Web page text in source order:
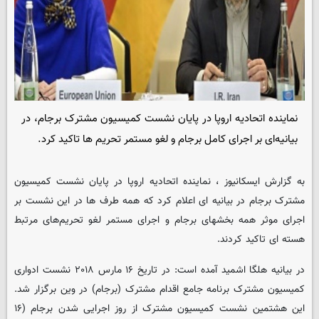
نماینده اتحادیه اروپا در پایان نشست کمیسیون مشترک برجام، در
بیانیه‌ای بر اجرای کامل برجام و لغو مستمر تحریم ها تاکید کرد.
به گزارش ایسکانیوز ، نماینده اتحادیه اروپا در پایان نشست کمیسیون
مشترک برجام در بیانیه ای اعلام کرد که همه طرف ها در این نشست بر
اجرای موثر همه بخشهای برجام و اجرای مستمر لغو تحریم‌های مرتبط
هسته ای تاکید کردند.
در بیانیه هلگا اشمید آمده است: در تاریخ ۱۶ مارس ۲۰۱۸ نشست ادواری
کمیسیون مشترک برنامه جامع اقدام مشترک (برجام) در وین برگزار شد.
این هشتمین نشست کمیسیون مشترک از روز اجرایی شدن برجام (۱۶